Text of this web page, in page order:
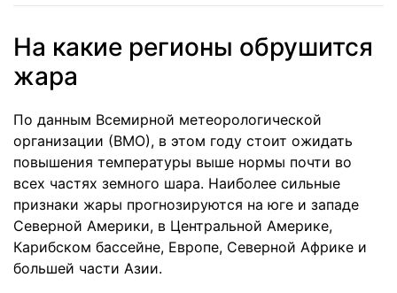
На какие регионы обрушится
жара
По данным Всемирной метеорологической
организации (ВМО), в этом году стоит ожидать
повышения температуры выше нормы почти во
всех частях земного шара. Наиболее сильные
признаки жары прогнозируются на юге и западе
Северной Америки, в Центральной Америке,
Карибском бассейне, Европе, Северной Африке и
большей части Азии.